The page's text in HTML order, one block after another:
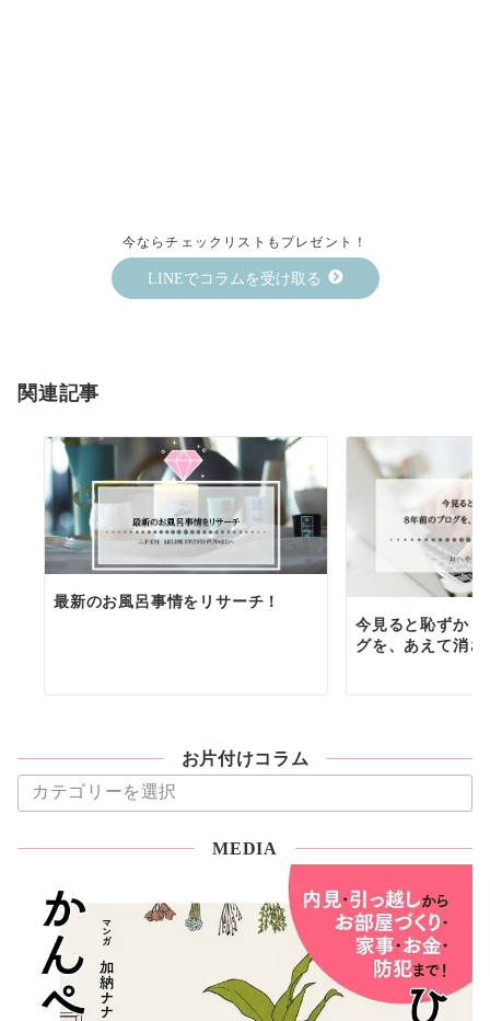
今ならチェックリストもプレゼント！
LINEでコラムを受け取る
関連記事
最新のお風呂事情をリサーチ！
今見ると恥ずか
グを、あえて消
お片付けコラム
片
MEDIA